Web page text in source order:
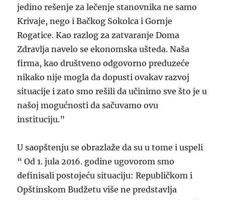
jedino rešenje za lečenje stanovnika ne samo
Krivaje, nego i Bačkog Sokolca i Gornje
Rogatice. Kao razlog za zatvaranje Doma
Zdravlja navelo se ekonomska ušteda. Naša
firma, kao društveno odgovorno preduzeće
nikako nije mogla da dopusti ovakav razvoj
situacije i zato smo rešili da učinimo sve što je u
našoj mogućnosti da sačuvamo ovu
instituciju.”
U saopštenjuse obrazlaže da su u tome i uspeli
“Od 1. jula 2016. godine ugovorom smo
definisali postojeću situaciju: Republičkom i
Opštinskom Budžetuviše ne predstavlja